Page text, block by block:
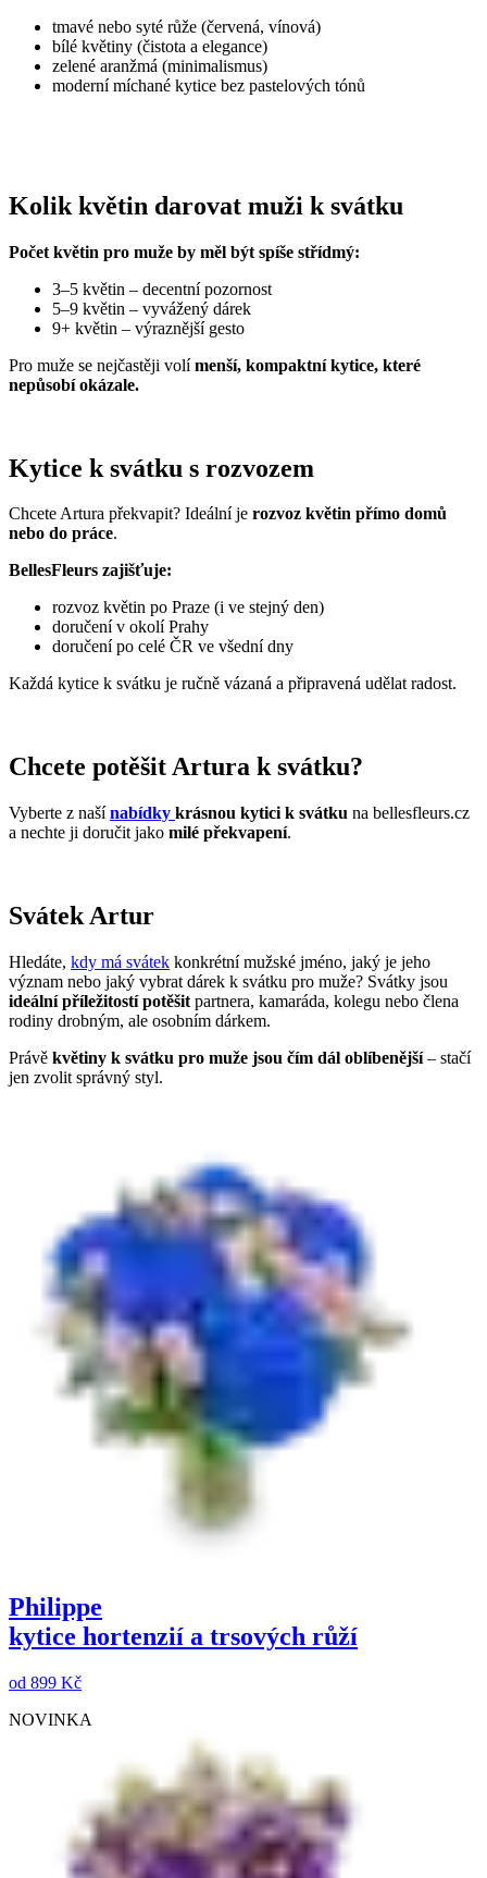
tmavé nebo syté růže (červená, vínová)
bílé květiny (čistota a elegance)
zelené aranžmá (minimalismus)
moderní míchané kytice bez pastelových tónů
Kolik květin darovat muži k svátku
Počet květin pro muže by měl být spíše střídmý:
3–5 květin – decentní pozornost
5–9 květin – vyvážený dárek
9+ květin – výraznější gesto
Pro muže se nejčastěji volímenší, kompaktní kytice, které
nepůsobí okázale.
Kytice k svátku s rozvozem
Chcete Artura překvapit? Ideální je rozvoz květin přímo domů
nebo do práce.
BellesFleurs zajišťuje:
rozvoz květin po Praze (i ve stejný den)
doručení v okolí Prahy
doručení po celé ČR ve všední dny
Každá kytice k svátku je ručně vázaná a připravená udělat radost.
Chcete potěšit Artura k svátku?
Vyberte z našínabídky krásnou kytici k svátku na bellesfleurs.cz
a nechte ji doručit jako milé překvapení.
Svátek Artur
Hledáte, kdy má svátek konkrétní mužské jméno, jaký je jeho
význam nebo jaký vybrat dárek k svátku pro muže? Svátky jsou
ideální příležitostí potěšit partnera, kamaráda, kolegu nebo člena
rodiny drobným, ale osobním dárkem.
Právě květiny k svátku pro muže jsou čím dál oblíbenější– stačí
jen zvolit správný styl.
Philippe
kytice hortenzií a trsových růží
od 899 Kč
NOVINKA